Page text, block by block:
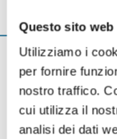
Questo sito
Utilizziamo i
per fornire
nostro traffico.
cui utilizza il
analisi dei dati
I campi di
A differenza dei
l’isolamento